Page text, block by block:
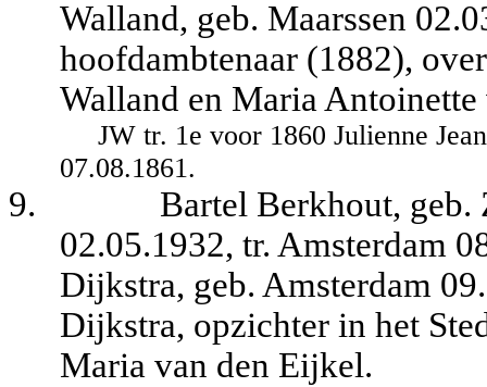
Walland, geb. Maarssen
hoofdambtenaar (1882),
Walland en Maria Antoinette
JW tr. 1e voor 1860 Julienne
07.08.1861.
9.
Bartel Berkhout, geb.
02.05.1932, tr. Amsterdam
Dijkstra, geb. Amsterdam
Dijkstra, opzichter in het
Maria van den Eijkel.